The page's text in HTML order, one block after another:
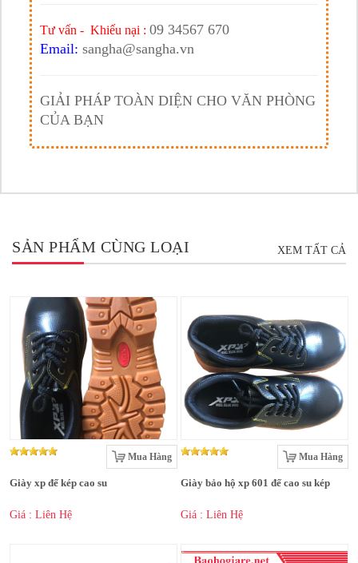
Tư vấn - Khiếu nại : 09 34567 670
Email: sangha@sangha.vn
GIẢI PHÁP TOÀN DIỆN CHO VĂN PHÒNG
CỦA BẠN
SẢN PHẨM CÙNG LOẠI XEM TẤT CẢ
Mua Hàng
Giày xp đế kép cao su
Giá : Liên Hệ
Mua Hàng
Giày bảo hộ xp 601 đế cao su kép
Giá : Liên Hệ